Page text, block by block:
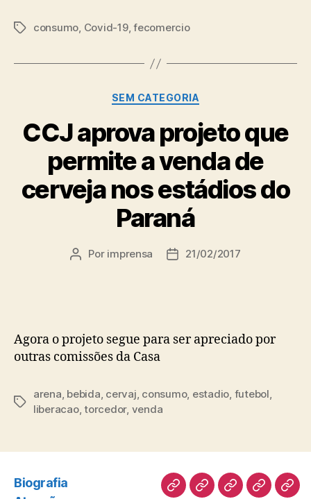
Tagsconsumo, Covid-19,fecomercio
Categorias
SEM CATEGORIA
CCJ aprova projeto que
permite a venda de
cerveja nos estádios do
Paraná
Autor
Por imprensa
Data21/02/2017
Agora o projeto segue para ser apreciado por
outras comissões da Casa
Tags
arena, bebida, cervaj, consumo, estadio, futebol,
liberacao,torcedor, venda
Biografia
BiografiaAtuaçãoArtigosNorte